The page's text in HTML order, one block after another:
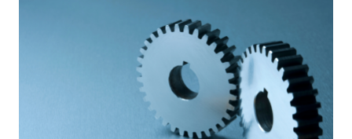
Cyhoeddiadau